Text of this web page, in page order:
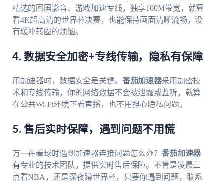
精选的回国影音、游戏加速专线，独享100M带宽，就算
看4K超高清的世界杯决赛，也能保持画面清晰流畅，没
有缓冲转圈的烦恼。
4. 数据安全加密+专线传输，隐私有保障
用加速器时，数据安全是关键。 番茄加速器采用加密技
术和专线传输，你的网络数据不会被泄露或监听，就算
在公共Wi-Fi环境下看直播，也不用担心隐私问题。
5. 售后实时保障，遇到问题不用慌
万一在看球时遇到加速器连接问题怎么办？ 番茄加速器
有专业的技术团队，提供实时售后保障。不管是凌晨三
点看NBA，还是深夜蹲世界杯，只要你遇到问题，联系